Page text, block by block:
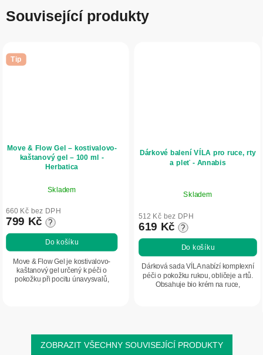
Související produkty
Tip
Move & Flow Gel – kostivalovo-
kaštanový gel – 100 ml -
Herbatica
Skladem
660 Kč bez DPH
799 Kč ?
Do košíku
Move & Flow Gel je kostivalovo-
kaštanový gel určený k péči o
pokožku při pocitu únavysvalů,
Dárkové balení VÍLA pro ruce, rty
a pleť - Annabis
Skladem
512 Kč bez DPH
619 Kč ?
Do košíku
Dárková sada VÍLA nabízí komplexní
péči o pokožku rukou, obličeje a rtů.
Obsahuje bio krém na ruce,
ZOBRAZIT VŠECHNY SOUVISEJÍCÍ PRODUKTY